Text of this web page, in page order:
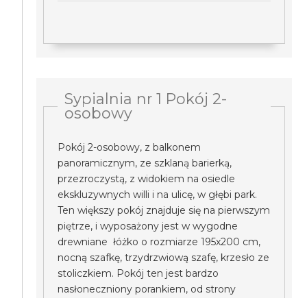
Sypialnia nr 1 Pokój 2-
osobowy
Pokój 2-osobowy, z balkonem
panoramicznym, ze szklaną barierką,
przezroczystą, z widokiem na osiedle
ekskluzywnych willi i na ulicę, w głębi park.
Ten większy pokój znajduje się na pierwszym
piętrze, i wyposażony jest w wygodne
drewniane łóżko o rozmiarze 195x200 cm,
nocną szafkę, trzydrzwiową szafę, krzesło ze
stoliczkiem. Pokój ten jest bardzo
nasłoneczniony porankiem, od strony